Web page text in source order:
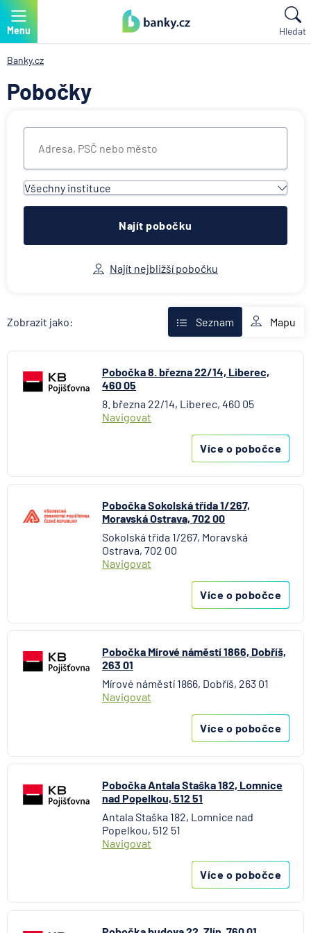
Menu Hledat
Banky.cz
Pobočky
Všechny instituce
Všechny instituce
ACE European Group Ltd
Allianz penzijní společnost
Allianz pojišťovna
AXA Assistance
BNP Paribas Cardif Pojišťovna
Česká exportní banka
Česká národní banka
Česká podnikatelská pojišťovna
Česká spořitelna - penzijní společnost
Citibank
COMMERZBANK Aktiengesellschaft
ČSOB Hypoteční banka
ČSOB Penzijní společnost
ČSOB Pojišťovna
Aktiengesellschaft pro ČR
Direct pojišťovna
Fio banka
Generali česká pojišťovna
Generali penzijní společnost
HDI Versicherung AG
HSBC Bank plc - pobočka Praha
ING Bank N. V.
KB Penzijní společnost
Max banka
mBank
Najít pobočku
Najít nejbližší pobočku
Zobrazit jako: Seznam Mapu
Pobočka 8. března 22/14, Liberec,
460 05
8. března 22/14, Liberec, 460 05
Navigovat
Více o pobočce
Pobočka Sokolská třída 1/267,
Moravská Ostrava, 702 00
Sokolská třída 1/267, Moravská
Ostrava, 702 00
Navigovat
Více o pobočce
Pobočka Mírové náměstí 1866, Dobříš,
263 01
Mírové náměstí 1866, Dobříš, 263 01
Navigovat
Více o pobočce
Pobočka Antala Staška 182, Lomnice
nad Popelkou, 512 51
Antala Staška 182, Lomnice nad
Popelkou, 512 51
Navigovat
Více o pobočce